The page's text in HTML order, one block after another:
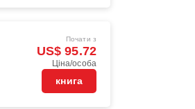
Почати з
US$ 95.72
Ціна/особа
книга